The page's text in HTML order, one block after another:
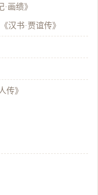
·画缋》
《汉书·贾谊传》
传》